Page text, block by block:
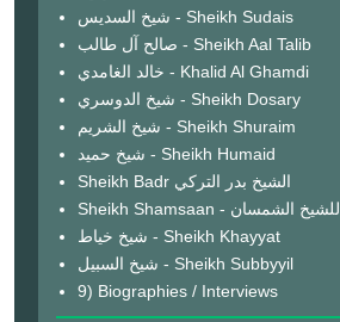
شيخ السديس - Sheikh Sudais
صالح آل طالب - Sheikh Aal Talib
خالد الغامدي - Khalid Al Ghamdi
شيخ الدوسري - Sheikh Dosary
شيخ الشريم - Sheikh Shuraim
شيخ حميد - Sheikh Humaid
Sheikh Badr الشيخ بدر التركي
Sheikh Shamsaan - للشيخ الشمسان
شيخ خياط - Sheikh Khayyat
شيخ السبيل - Sheikh Subbyyil
9) Biographies / Interviews